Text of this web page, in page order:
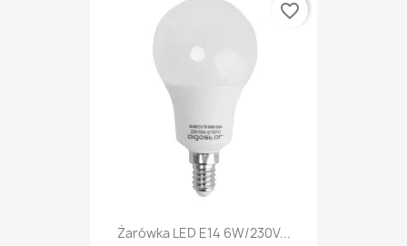
Żarówka LED E14 6W/230V...
favorite_border